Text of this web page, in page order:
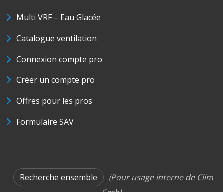
Multi VRF – Eau Glacée
Catalogue ventilation
Connexion compte pro
Créer un compte pro
Offres pour les pros
Formulaire SAV
Recherche ensemble
(Pour usage interne de Clim